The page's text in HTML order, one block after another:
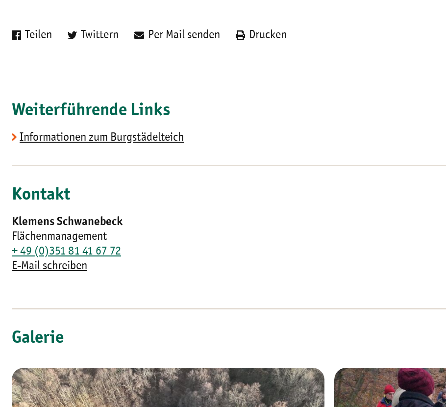
Teilen Twittern Per Mail senden Drucken
Weiterführende Links
Informationen zum Burgstädelteich
Kontakt
Klemens Schwanebeck
Flächenmanagement
+ 49 (0)351 81 41 67 72
E-Mail schreiben
Galerie